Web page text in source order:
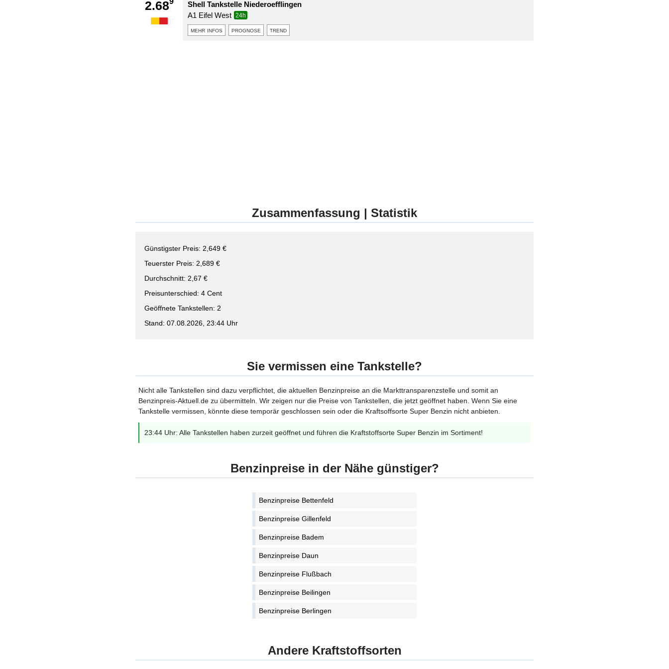
2.68
Shell Tankstelle Niederoefflingen
A1 Eifel West
24h
mehr infos prognose trend
Zusammenfassung | Statistik
Günstigster Preis: 2,649 €
Teuerster Preis: 2,689 €
Durchschnitt: 2,67 €
Preisunterschied: 4 Cent
Geöffnete Tankstellen: 2
Stand: 07.08.2026, 23:44 Uhr
Sie vermissen eine Tankstelle?
Nicht alle Tankstellen sind dazu verpflichtet, die aktuellen Benzinpreise an die Markttransparenzstelle und somit an
Benzinpreis-Aktuell.de zu übermitteln. Wir zeigen nur die Preise von Tankstellen, die jetzt geöffnet haben. Wenn Sie eine
Tankstelle vermissen, könnte diese temporär geschlossen sein oder die Kraftsoffsorte Super Benzin nicht anbieten.
23:44 Uhr: Alle Tankstellen haben zurzeit geöffnet und führen die Kraftstoffsorte Super Benzin im Sortiment!
Benzinpreise in der Nähe günstiger?
Benzinpreise Bettenfeld
Benzinpreise Gillenfeld
Benzinpreise Badem
Benzinpreise Daun
Benzinpreise Flußbach
Benzinpreise Beilingen
Benzinpreise Berlingen
Andere Kraftstoffsorten